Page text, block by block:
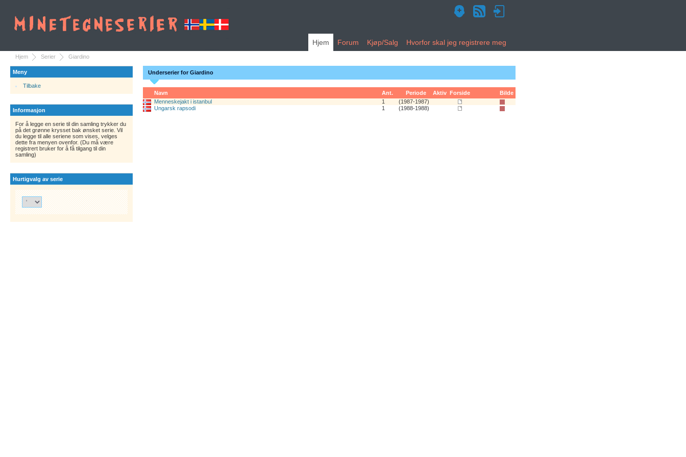
Hjem Forum Kjøp/Salg Hvorfor skal jeg registrere meg
Hjem Serier Giardino
Meny
Tilbake
Informasjon
For å legge en serie til din samling trykker du
på det grønne krysset bak ønsket serie. Vil
du legge til alle seriene som vises, velges
dette fra menyen ovenfor. (Du må være
registrert bruker for å få tilgang til din
samling)
Hurtigvalg av serie
Underserier for Giardino
Navn Ant. Periode Aktiv Forside
Bilde
Menneskejakt i istanbul
1
(1987-1987)
Ungarsk rapsodi
1 (1988-1988)